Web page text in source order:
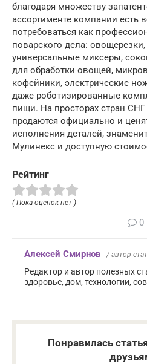
благодаря множеству
ассортименте компании есть
потребоваться как
поварского дела:
универсальные миксеры,
для обработки овощей,
кофейники, электрические
даже роботизированные
пищи. На просторах стран
продаются официально и
исполнения деталей,
Мулинекс и доступную
Рейтинг
( Пока оценок нет )
0
Алексей Смирнов / автор
Редактор и автор полезных
здоровье, дом, технологии,
Понравилась